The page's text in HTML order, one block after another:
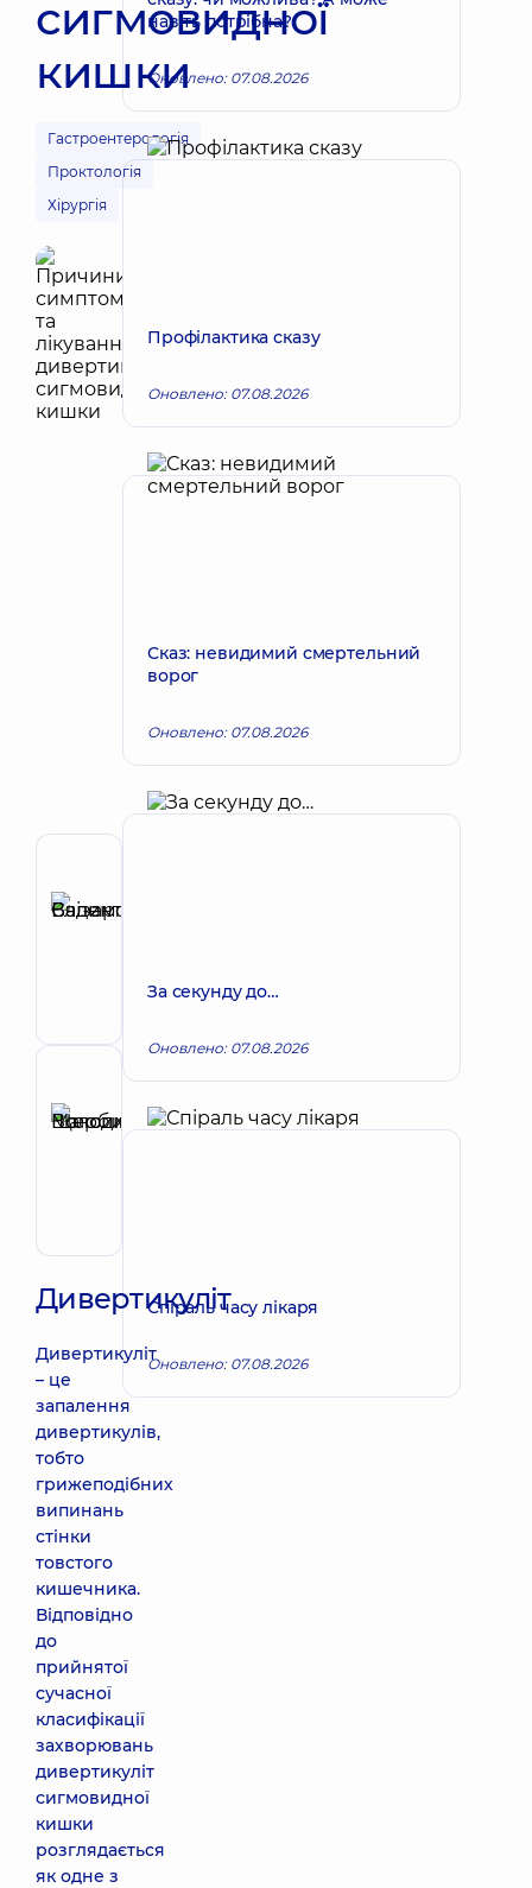
сигмовидної
кишки
Гастроентерологія
Проктологія
Хірургія
Хірург;
Хірург
Рецензент
Щербина
судинний
Дивертикуліт
Дивертикуліт
– це
запалення
дивертикулів,
тобто
грижеподібних
випинань
стінки
товстого
кишечника.
Відповідно
до
прийнятої
сучасної
класифікації
захворювань
дивертикуліт
сигмовидної
кишки
розглядається
як одне з
навіть потрібна?
Оновлено: 07.08.2026
Профілактика сказу
Оновлено: 07.08.2026
Сказ: невидимий смертельний
ворог
Оновлено: 07.08.2026
За секунду до…
Оновлено: 07.08.2026
Спіраль часу лікаря
Оновлено: 07.08.2026